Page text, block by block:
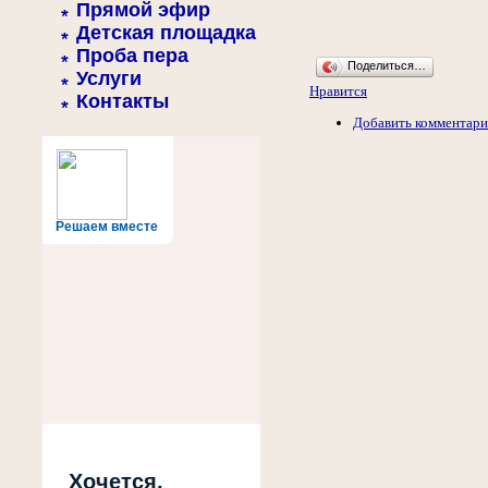
Прямой эфир
Детская площадка
Проба пера
Услуги
Контакты
Решаем вместе
Хочется,
Поделиться…
Нравится
Добавить